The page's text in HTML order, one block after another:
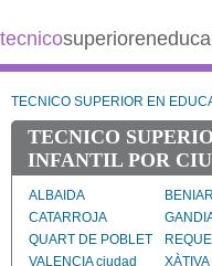
tecnico
TECNICO SUPERIOR EN
TECNICO
INFANTIL POR
ALBAIDA
CATARROJA
QUART DE POBLET
VALENCIA ciudad
XÀTIVA